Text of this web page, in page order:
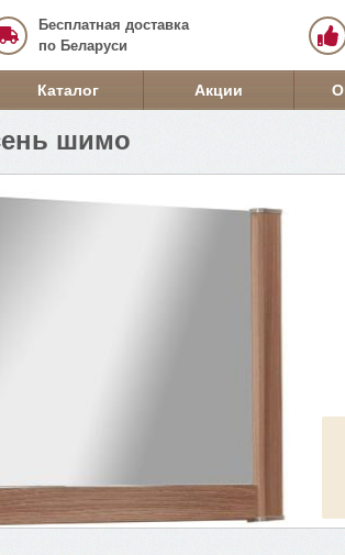
Бесплатная доставка
по Беларуси
Каталог Акции
шимо